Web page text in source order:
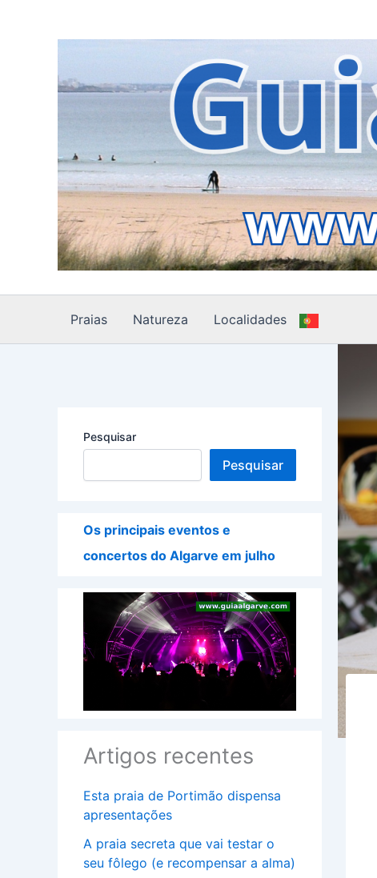
Praias Natureza Localidades
Pesquisar
Pesquisar
Os principais eventos e
concertos do Algarve em julho
Artigos recentes
Esta praia de Portimão dispensa
apresentações
A praia secreta que vai testar o
seu fôlego (e recompensar a alma)